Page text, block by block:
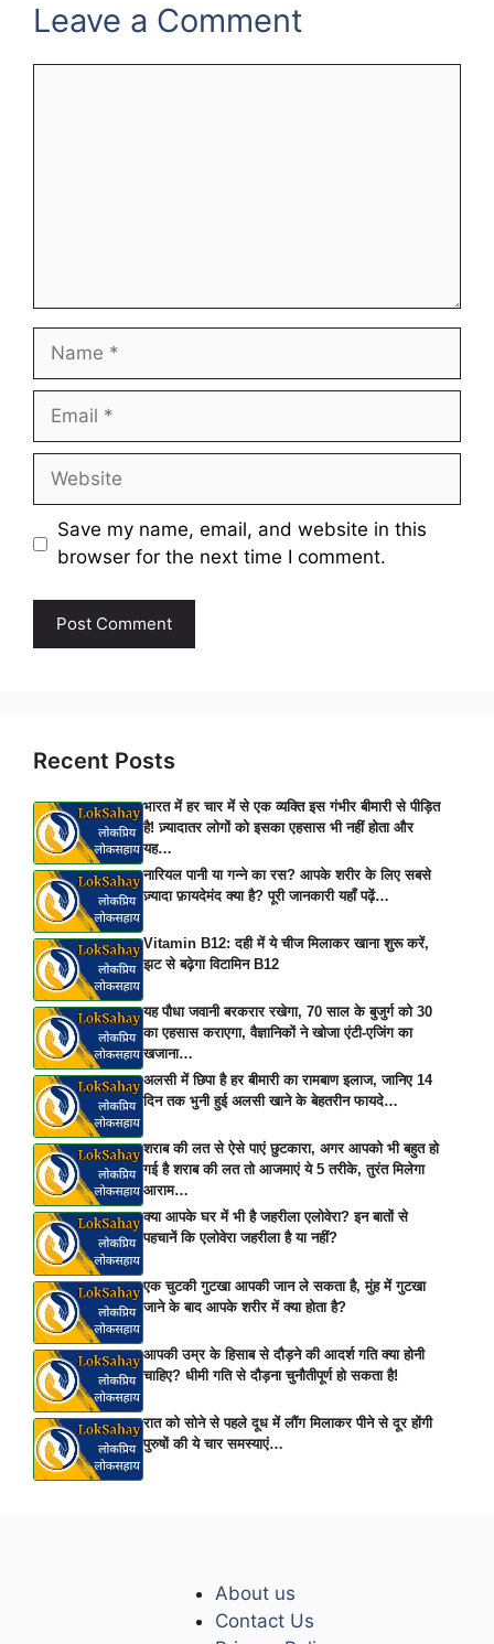
Leave a Comment
Name
Email
Website
Save my name, email, and website in this
browser for the next time I comment.
Recent Posts
भारत में हर चार में से एक व्यक्ति इस गंभीर बीमारी से पीड़ित
है! ज़्यादातर लोगों को इसका एहसास भी नहीं होता और
यह…
नारियल पानी या गन्ने का रस? आपके शरीर के लिए सबसे
ज़्यादा फ़ायदेमंद क्या है? पूरी जानकारी यहाँ पढ़ें…
Vitamin B12: दही में ये चीज मिलाकर खाना शुरू करें,
झट से बढ़ेगा विटामिन B12
यह पौधा जवानी बरकरार रखेगा, 70 साल के बुजुर्ग को 30
का एहसास कराएगा, वैज्ञानिकों ने खोजा एंटी-एजिंग का
खजाना…
अलसी में छिपा है हर बीमारी का रामबाण इलाज, जानिए 14
दिन तक भुनी हुई अलसी खाने के बेहतरीन फायदे…
शराब की लत से ऐसे पाएं छुटकारा, अगर आपको भी बहुत हो
गई है शराब की लत तो आजमाएं ये 5 तरीके, तुरंत मिलेगा
आराम…
क्या आपके घर में भी है जहरीला एलोवेरा? इन बातों से
पहचानें कि एलोवेरा जहरीला है या नहीं?
एक चुटकी गुटखा आपकी जान ले सकता है, मुंह में गुटखा
जाने के बाद आपके शरीर में क्या होता है?
आपकी उम्र के हिसाब से दौड़ने की आदर्श गति क्या होनी
चाहिए? धीमी गति से दौड़ना चुनौतीपूर्ण हो सकता है!
रात को सोने से पहले दूध में लौंग मिलाकर पीने से दूर होंगी
पुरुषों की ये चार समस्याएं…
About us
Contact Us